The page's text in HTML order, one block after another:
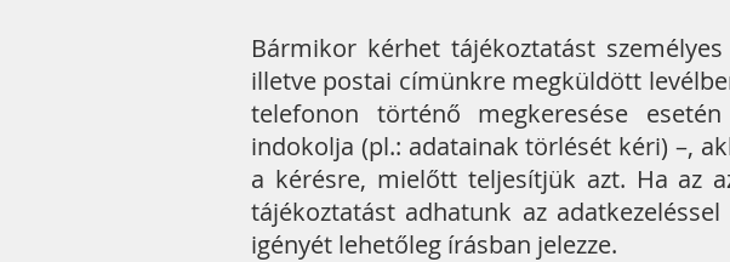
Bármikor kérhet tájékoztatást
illetve postai címünkre megküldött
telefonon történő megkeresése
indokolja (pl.: adatainak törlését kéri) –,
a kérésre, mielőtt teljesítjük azt. Ha az
tájékoztatást adhatunk az
igényét lehetőleg írásban jelezze.